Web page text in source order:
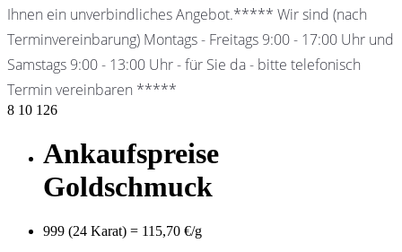
Ihnen ein unverbindliches Angebot.***** Wir sind (nach
Terminvereinbarung) Montags - Freitags 9:00 - 17:00 Uhr und
Samstags 9:00 - 13:00 Uhr - für Sie da - bitte telefonisch
Termin vereinbaren *****
8 10 126
Ankaufspreise
Goldschmuck
999 (24 Karat) = 115,70 €/g